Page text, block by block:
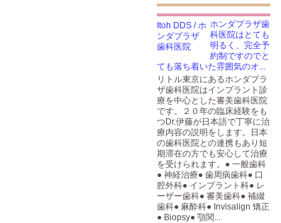
ホンダプラザ歯
科医院はとても
明るく、完全予
約制ですのでと
ても落ち着いた雰囲気のオ...
リトル東京にあるホンダプラ
ザ歯科医院はインプラント診
療を中心とした審美歯科医院
です。２０年の臨床経験をも
つDr.伊藤が日本語で丁寧に治
療内容の説明をします。日本
の歯科医院との連携もあり短
期滞在の方でも安心して治療
を受けられます。● 一般歯科
● 神経治療● 歯周病歯科● 口
腔外科● インプラント科● レ
ーザー歯科● 審美歯科● 補綴
歯科● 麻酔科● Invisalign 矯正
● Biopsy● 顎関...